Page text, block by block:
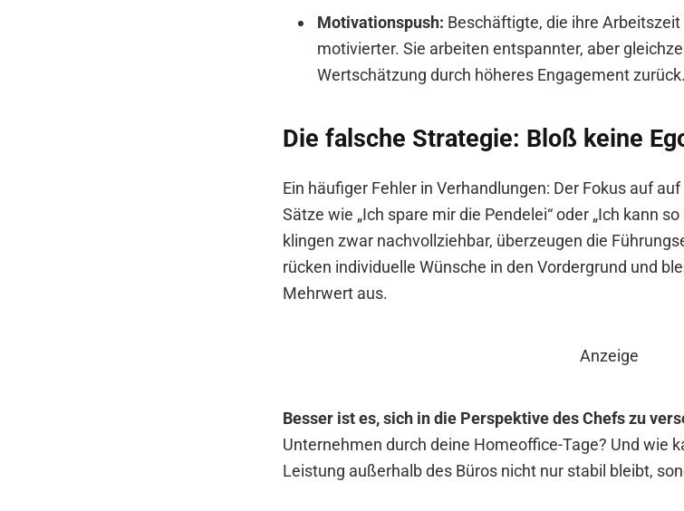
Motivationspush: Beschäftigte, die ihre
motivierter. Sie arbeiten entspannter, aber
Wertschätzung durch höheres Engagement zurück.
Die falsche Strategie: Bloß keine
Ein häufiger Fehler in Verhandlungen: Der Fokus auf
Sätze wie „Ich spare mir die Pendelei“ oder „Ich kann
klingen zwar nachvollziehbar, überzeugen die
rücken individuelle Wünsche in den Vordergrund und
Mehrwert aus.
Anzeige
Besser ist es, sich in die Perspektive des Chefs zu
Unternehmen durch deine Homeoffice-Tage? Und wie
Leistung außerhalb des Büros nicht nur stabil bleibt,